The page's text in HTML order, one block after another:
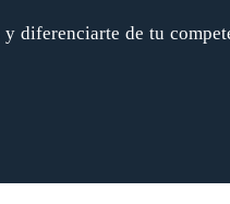
y diferenciarte de tu